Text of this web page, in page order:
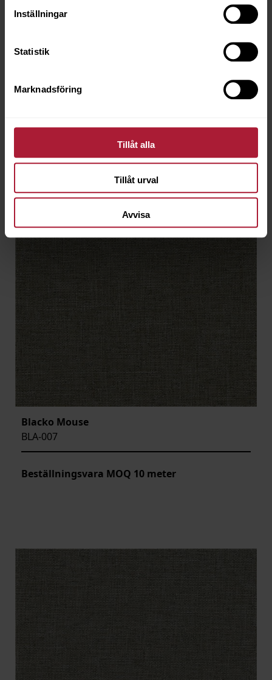
Inställningar
Statistik
Marknadsföring
Tillåt alla
Tillåt urval
Avvisa
BLA-006
Beställningsvara MOQ 10 meter
Blacko Mouse
BLA-007
Beställningsvara MOQ 10 meter